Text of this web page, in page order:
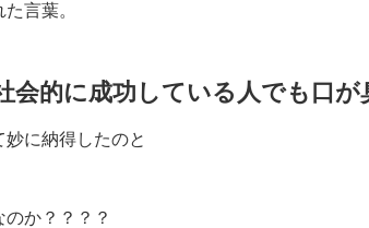
言葉。
会的に成功している人でも口
に納得したのと
か？？？？